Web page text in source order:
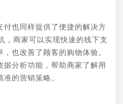
付也同样提供了便捷的解决方
，商家可以实现快速的线下支
也改善了顾客的购物体验。
据分析功能，帮助商家了解用
的营销策略。